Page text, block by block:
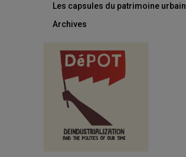
Les capsules du patrimoine urbain
Archives